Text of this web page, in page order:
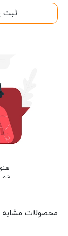
شما
محصولات مشابه